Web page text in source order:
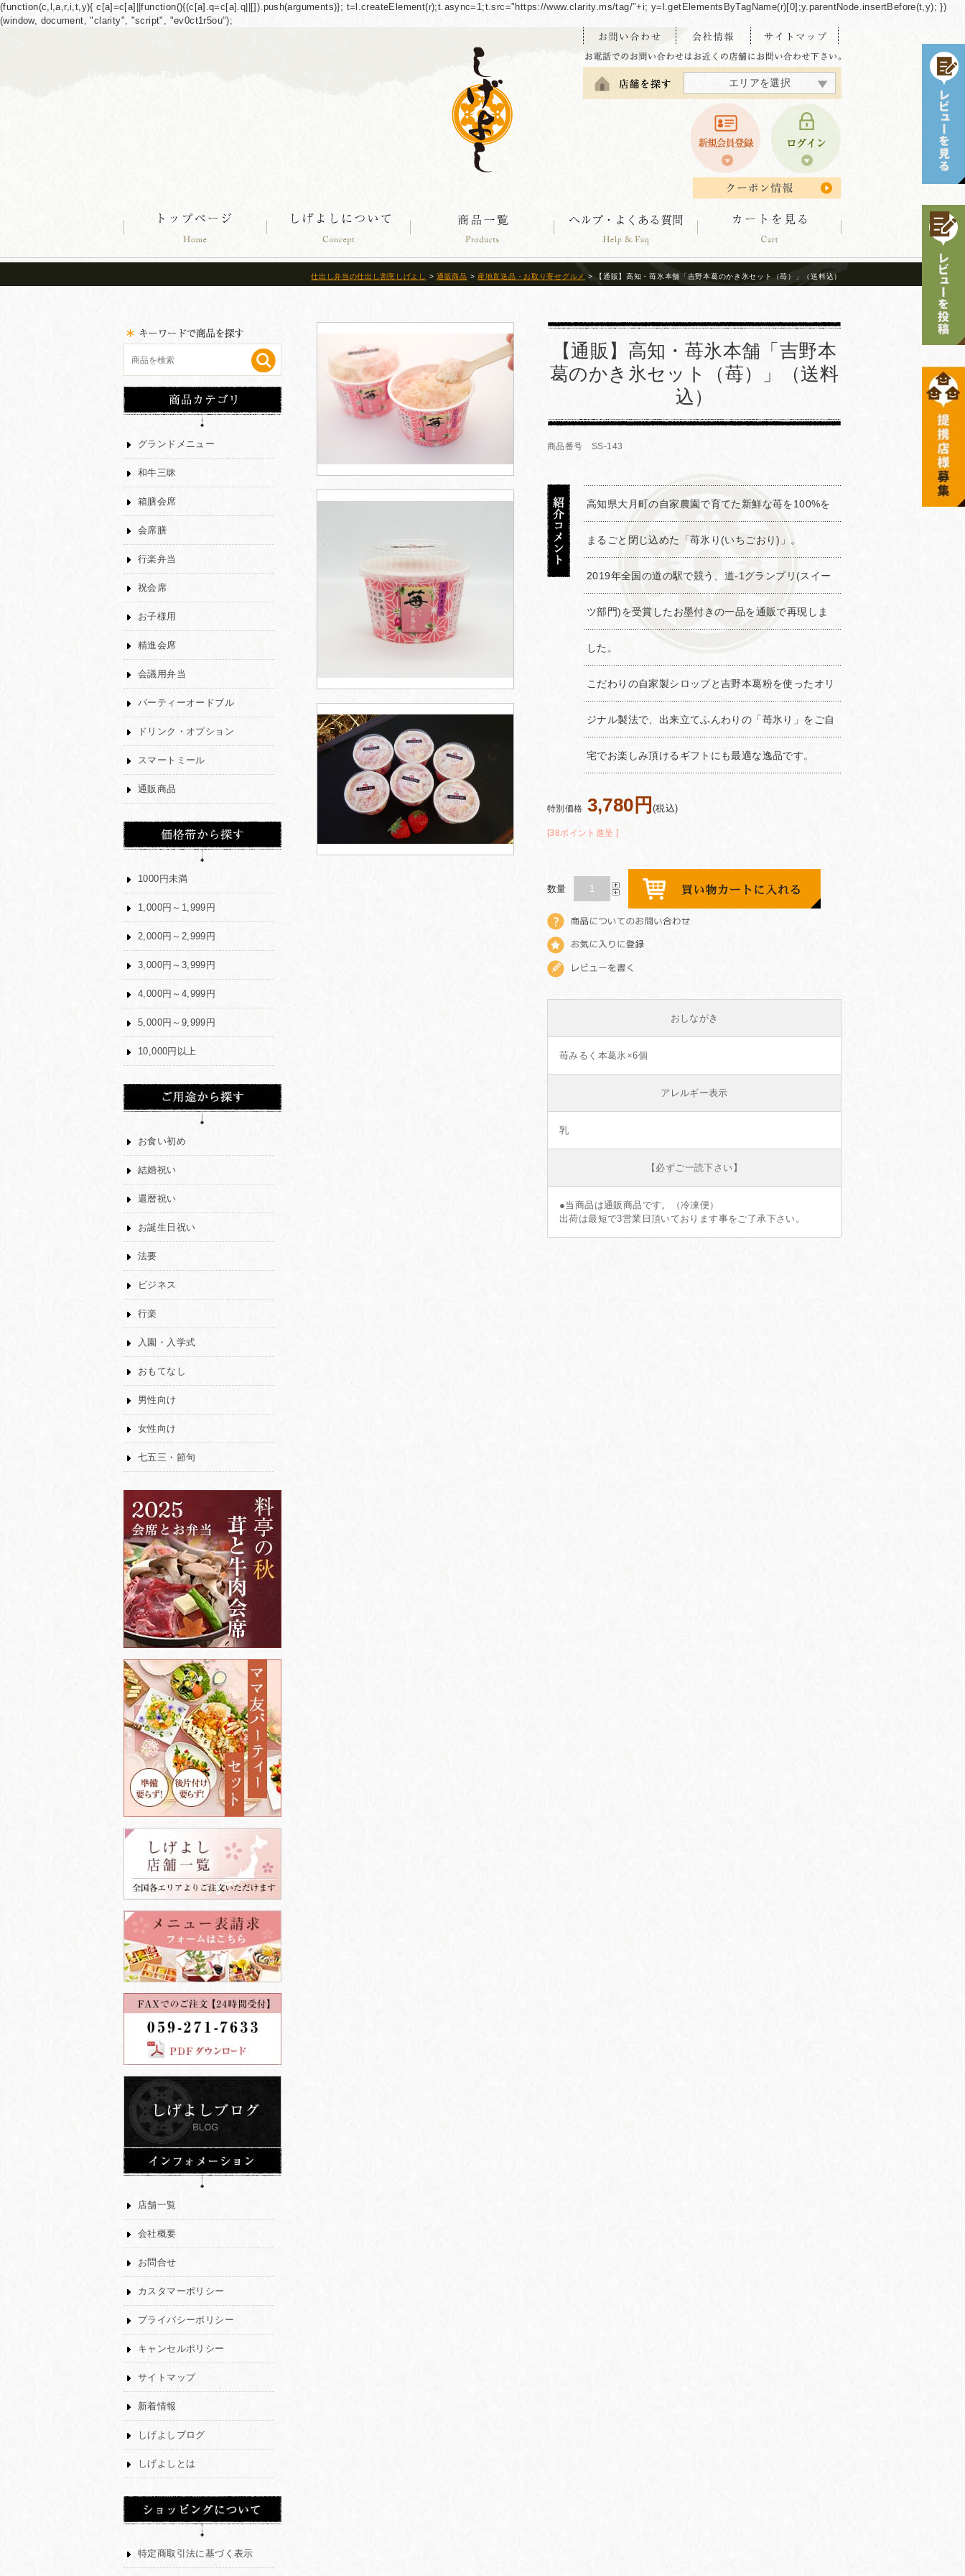
(function(c,l,a,r,i,t,y){ c[a]=c[a]||function(){(c[a].q=c[a].q||[]).push(arguments)}; t=l.createElement(r);t.async=1;t.src="https://www.clarity.ms/tag/"+i; y=l.getElementsByTagName(r)[0];y.parentNode.insertBefore(t,y); })
(window, document, "clarity", "script", "ev0ct1r5ou");
エリアを選択
北海道エリア
東北エリア
関東エリア
東海・北陸エリア
関西エリア
中四国エリア
九州エリア
沖縄エリア
仕出し弁当の仕出し割烹しげよし > 通販商品 > 産地直送品・お取り寄せグルメ > 【通販】高知・苺氷本舗「吉野本葛のかき氷セット（苺）」（送料込）
グランドメニュー
和牛三昧
箱膳会席
会席膳
行楽弁当
祝会席
お子様用
精進会席
会議用弁当
パーティーオードブル
ドリンク・オプション
スマートミール
通販商品
1000円未満
1,000円～1,999円
2,000円～2,999円
3,000円～3,999円
4,000円～4,999円
5,000円～9,999円
10,000円以上
お食い初め
結婚祝い
還暦祝い
お誕生日祝い
法要
ビジネス
行楽
入園・入学式
おもてなし
男性向け
女性向け
七五三・節句
店舗一覧
会社概要
お問合せ
カスタマーポリシー
プライバシーポリシー
キャンセルポリシー
サイトマップ
新着情報
しげよしブログ
しげよしとは
特定商取引法に基づく表示
【通販】高知・苺氷本舗「吉野本
葛のかき氷セット（苺）」（送料
込）
商品番号 SS-143
高知県大月町の自家農園で育てた新鮮な苺を100%を
まるごと閉じ込めた「苺氷り(いちごおり)」。
2019年全国の道の駅で競う、道-1グランプリ(スイー
ツ部門)を受賞したお墨付きの一品を通販で再現しま
した。
こだわりの自家製シロップと吉野本葛粉を使ったオリ
ジナル製法で、出来立てふんわりの「苺氷り」をご自
宅でお楽しみ頂けるギフトにも最適な逸品です。
特別価格 3,780円 (税込)
[38ポイント進呈 ]
数量
おしながき
苺みるく本葛氷×6個
アレルギー表示
乳
【必ずご一読下さい】
●当商品は通販商品です。（冷凍便）
出荷は最短で3営業日頂いております事をご了承下さい。